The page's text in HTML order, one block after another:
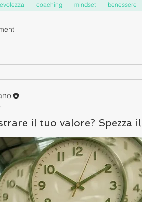
coaching mindset benessere
il tuo valore? Spezza